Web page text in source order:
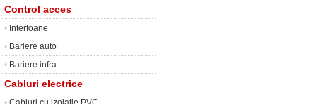
Control acces
• Interfoane
• Bariere auto
• Bariere infra
Cabluri electrice